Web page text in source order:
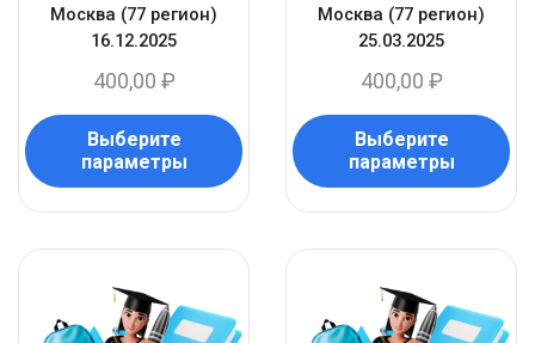
Москва (77 регион)
16.12.2025
400,00 ₽
Выберите
параметры
Москва (77 регион)
25.03.2025
400,00 ₽
Выберите
параметры